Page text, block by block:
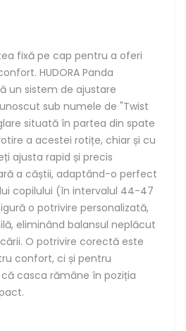
fixă pe cap pentru a oferi
HUDORA Panda
un sistem de ajustare
sub numele de "Twist
situată în partea din spate
a acestei rotițe, chiar și cu
ajusta rapid și precis
a căștii, adaptând-o perfect
copilului (în intervalul 44-47
o potrivire personalizată,
eliminând balansul neplăcut
O potrivire corectă este
confort, ci și pentru
casca rămâne în poziția